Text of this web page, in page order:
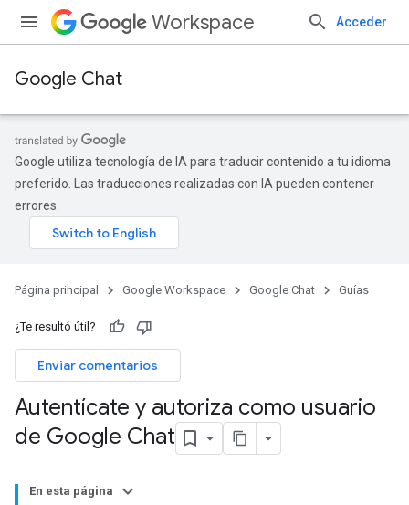
Workspace Acceder
Google Chat
Google utiliza tecnología de IA para traducir contenido a tu idioma
preferido. Las traducciones realizadas con IA pueden contener
errores.
Página principal Google Workspace Google Chat Guías
¿Te resultó útil?
Enviar comentarios
Autentícate y autoriza como usuario
de Google Chat
En esta página